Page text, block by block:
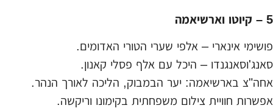
5 – קיוטו וארשיאמה
פושימי אינארי – אלפי שערי הטורי האדומים.
סאנג'וסאנגנדו – היכל עם אלף פסלי קאנון.
אחה"צ בארשיאמה: יער הבמבוק, הליכה לאורך הנהר.
אפשרות חוויית צילום משפחתית בקימונו וריקשה.